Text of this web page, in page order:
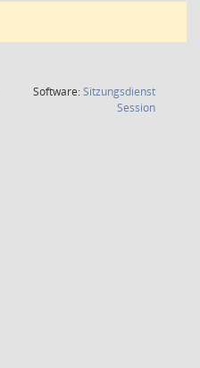
Software:Sitzungsdienst
Session(Wird in